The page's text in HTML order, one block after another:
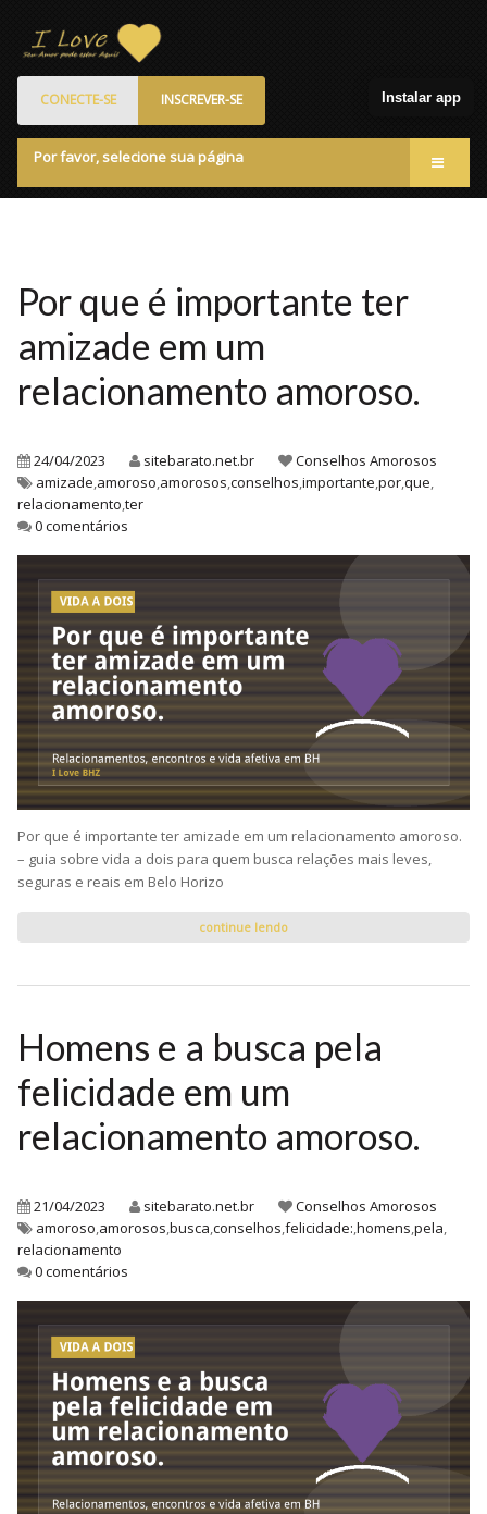
CONECTE-SE INSCREVER-SE
Por favor, selecione sua página
Programa de Patrocinados
Marketplace
Blog
Por que é importante ter
amizade em um
relacionamento amoroso.
24/04/2023 sitebarato.net.br
Conselhos Amorosos
amizade,amoroso,amorosos,conselhos,importante,por,que,
relacionamento,ter
0 comentários
Por que é importante ter amizade em um relacionamento amoroso.
– guia sobre vida a dois para quem busca relações mais leves,
seguras e reais em Belo Horizo
continue lendo
Homens e a busca pela
felicidade em um
relacionamento amoroso.
21/04/2023 sitebarato.net.br
Conselhos Amorosos
amoroso,amorosos,busca,conselhos,felicidade:,homens,pela,
relacionamento
0 comentários
Instalar app